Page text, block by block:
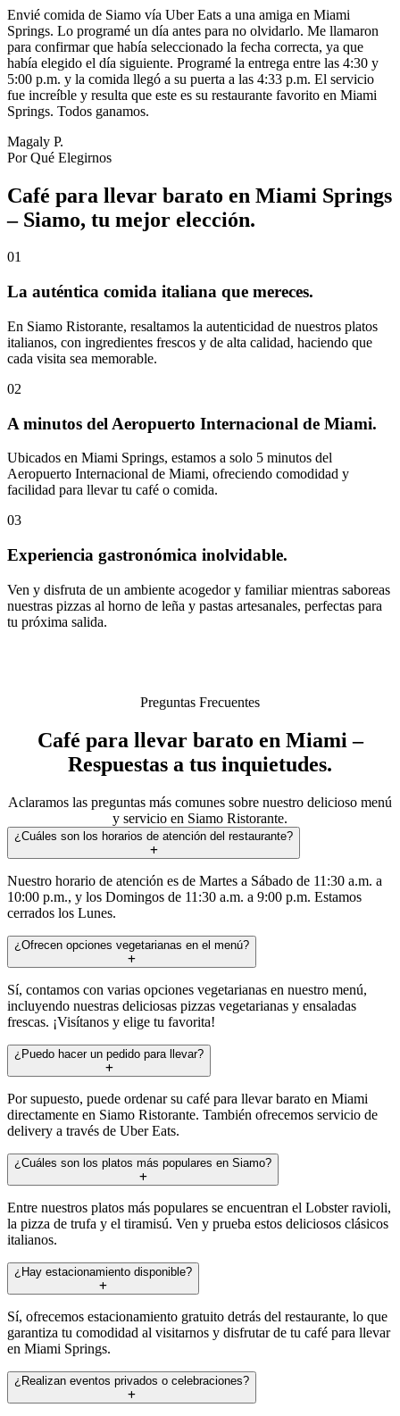
Envié comida de Siamo vía Uber Eats a una amiga en Miami
Springs. Lo programé un día antes para no olvidarlo. Me llamaron
para confirmar que había seleccionado la fecha correcta, ya que
había elegido el día siguiente. Programé la entrega entre las 4:30 y
5:00 p.m. y la comida llegó a su puerta a las 4:33 p.m. El servicio
fue increíble y resulta que este es su restaurante favorito en Miami
Springs. Todos ganamos.
Magaly P.
Por Qué Elegirnos
Café para llevar barato en Miami Springs
– Siamo, tu mejor elección.
01
La auténtica comida italiana que mereces.
En Siamo Ristorante, resaltamos la autenticidad de nuestros platos
italianos, con ingredientes frescos y de alta calidad, haciendo que
cada visita sea memorable.
02
A minutos del Aeropuerto Internacional de Miami.
Ubicados en Miami Springs, estamos a solo 5 minutos del
Aeropuerto Internacional de Miami, ofreciendo comodidad y
facilidad para llevar tu café o comida.
03
Experiencia gastronómica inolvidable.
Ven y disfruta de un ambiente acogedor y familiar mientras saboreas
nuestras pizzas al horno de leña y pastas artesanales, perfectas para
tu próxima salida.
Preguntas Frecuentes
Café para llevar barato en Miami –
Respuestas a tus inquietudes.
Aclaramos las preguntas más comunes sobre nuestro delicioso menú
y servicio en Siamo Ristorante.
¿Cuáles son los horarios de atención del restaurante?
Nuestro horario de atención es de Martes a Sábado de 11:30 a.m. a
10:00 p.m., y los Domingos de 11:30 a.m. a 9:00 p.m. Estamos
cerrados los Lunes.
¿Ofrecen opciones vegetarianas en el menú?
Sí, contamos con varias opciones vegetarianas en nuestro menú,
incluyendo nuestras deliciosas pizzas vegetarianas y ensaladas
frescas. ¡Visítanos y elige tu favorita!
¿Puedo hacer un pedido para llevar?
Por supuesto, puede ordenar su café para llevar barato en Miami
directamente en Siamo Ristorante. También ofrecemos servicio de
delivery a través de Uber Eats.
¿Cuáles son los platos más populares en Siamo?
Entre nuestros platos más populares se encuentran el Lobster ravioli,
la pizza de trufa y el tiramisú. Ven y prueba estos deliciosos clásicos
italianos.
¿Hay estacionamiento disponible?
Sí, ofrecemos estacionamiento gratuito detrás del restaurante, lo que
garantiza tu comodidad al visitarnos y disfrutar de tu café para llevar
en Miami Springs.
¿Realizan eventos privados o celebraciones?